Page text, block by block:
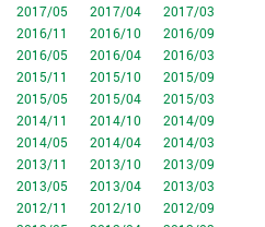
2017/05 2017/04
2017/03
2016/11 2016/10
2016/09
2016/05 2016/04
2016/03
2015/11 2015/10
2015/09
2015/05 2015/04
2015/03
2014/11 2014/10
2014/09
2014/05 2014/04
2014/03
2013/11 2013/10
2013/09
2013/05 2013/04
2013/03
2012/11 2012/10
2012/09